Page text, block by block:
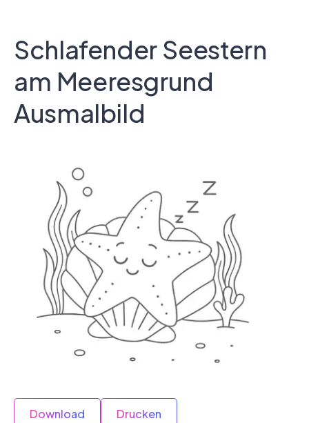
Schlafender Seestern
am Meeresgrund
Ausmalbild
Download Drucken